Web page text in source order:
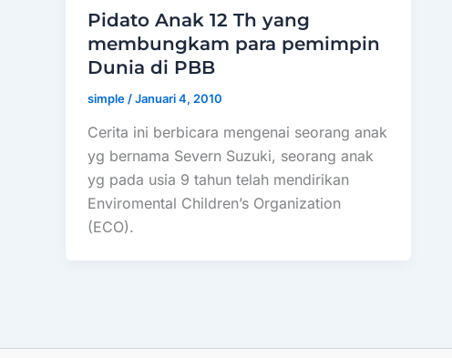
Pidato Anak 12 Th yang
membungkam para pemimpin
Dunia di PBB
simple /Januari 4, 2010
Cerita ini berbicara mengenai seorang anak
yg bernama Severn Suzuki, seorang anak
yg pada usia 9 tahun telah mendirikan
Enviromental Children’s Organization
(ECO).